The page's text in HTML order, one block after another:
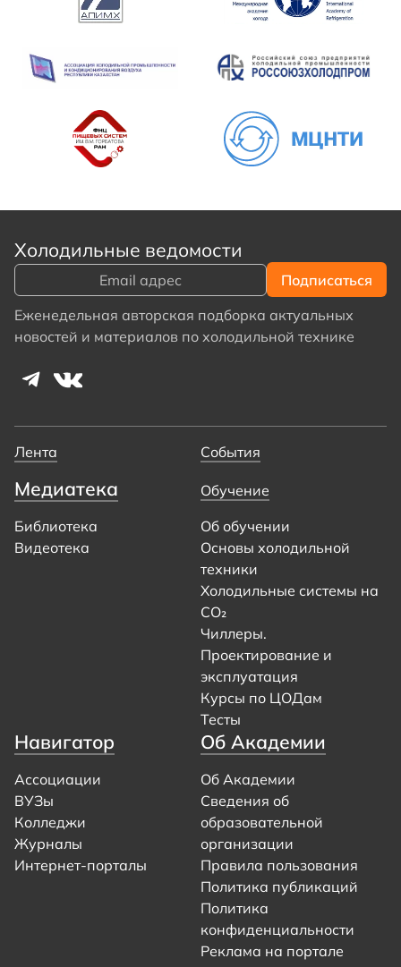
Холодильные ведомости
Еженедельная авторская подборка актуальных
новостей и материалов по холодильной технике
Лента События
Медиатека
Библиотека
Видеотека
Обучение
Об обучении
Основы холодильной
техники
Холодильные системы на
CO₂
Чиллеры.
Проектирование и
эксплуатация
Курсы по ЦОДам
Тесты
Навигатор
Ассоциации
ВУЗы
Колледжи
Журналы
Интернет-порталы
Об Академии
Об Академии
Сведения об
образовательной
организации
Правила пользования
Политика публикаций
Политика
конфиденциальности
Реклама на портале